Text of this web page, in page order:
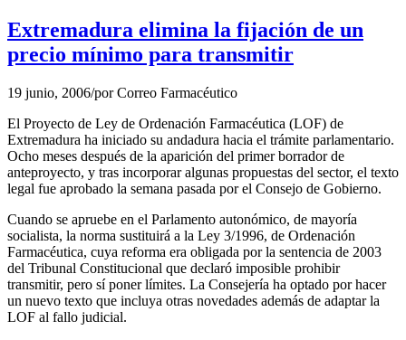
Extremadura elimina la fijación de un
precio mínimo para transmitir
19 junio, 2006/porCorreo Farmacéutico
El Proyecto de Ley de Ordenación Farmacéutica (LOF) de
Extremadura ha iniciado su andadura hacia el trámite parlamentario.
Ocho meses después de la aparición del primer borrador de
anteproyecto, y tras incorporar algunas propuestas del sector, el texto
legal fue aprobado la semana pasada por el Consejo de Gobierno.
Cuando se apruebe en el Parlamento autonómico, de mayoría
socialista, la norma sustituirá a la Ley 3/1996, de Ordenación
Farmacéutica, cuya reforma era obligada por la sentencia de 2003
del Tribunal Constitucional que declaró imposible prohibir
transmitir, pero sí poner límites. La Consejería ha optado por hacer
un nuevo texto que incluya otras novedades además de adaptar la
LOF al fallo judicial.